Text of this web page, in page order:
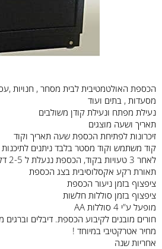
הכספת האולטמטיבית לבית מסחר , חנויות
מסעדות , בתים ועוד
נעילת מפתח ונעילת קודן משולבים
תאריך ושעה מוצגים
זיכרונות לפתיחת הכספת שעה תאריך וקוד
קוד משתמש וקוד מסטר בלבד ניתנים לתיכנות
לאחר 3 טעויות בקוד, הכספת ננעלת ל 2-5 דקות
תאורת רקע אקסלוסיבית בצג הכספת
ציפצוף בזמן ניעור הכספת
ציפצוף בזמן סוללות חלשות
מופעל ע"י 4 סוללות AA
חורים מובנים לקיבוע הכספת. דיבלים וברגים
מחיר אטרקטיבי במיוחד !
אחריות שנה